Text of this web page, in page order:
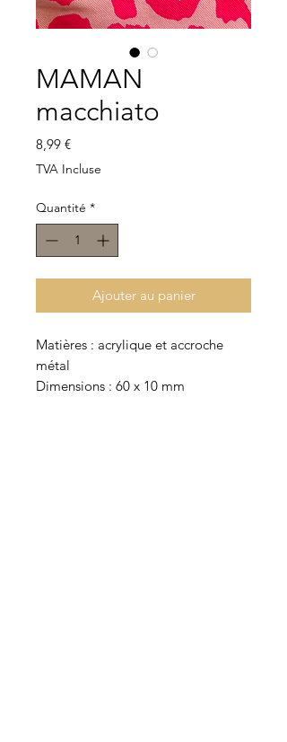
MAMAN
macchiato
8,99 €Prix
TVA Incluse
Quantité *
Ajouter au panier
Matières : acrylique et accroche
métal
Dimensions : 60 x 10 mm